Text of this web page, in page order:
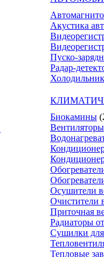
Акустика
Пуско-
Радар-
Биокамины
Вентиляторы
Осушители
Очистители
Приточная
Радиаторы
Сушилки
Тепловые